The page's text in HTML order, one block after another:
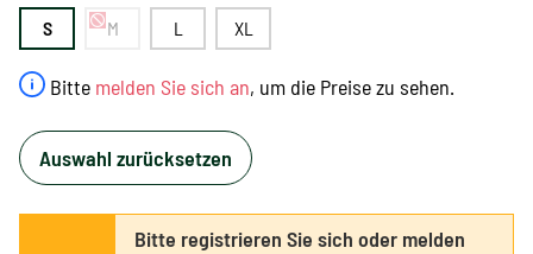
Bitte melden Sie sich an, um die Preise zu sehen.
S M L XL
Auswahl zurücksetzen
Bitte registrieren Sie sich oder melden